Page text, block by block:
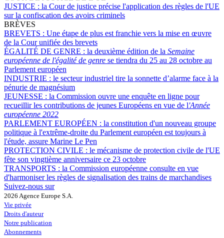
JUSTICE : la Cour de justice précise l'application des règles de l'UE
sur la confiscation des avoirs criminels
BRÈVES
BREVETS : Une étape de plus est franchie vers la mise en œuvre
de la Cour unifiée des brevets
ÉGALITÉ DE GENRE : la deuxième édition de la Semaine
européenne de l'égalité de genre se tiendra du 25 au 28 octobre au
Parlement européen
INDUSTRIE : le secteur industriel tire la sonnette d’alarme face à la
pénurie de magnésium
JEUNESSE : la Commission ouvre une enquête en ligne pour
recueillir les contributions de jeunes Européens en vue de l'Année
européenne 2022
PARLEMENT EUROPÉEN : la constitution d'un nouveau groupe
politique à l'extrême-droite du Parlement européen est toujours à
l'étude, assure Marine Le Pen
PROTECTION CIVILE : le mécanisme de protection civile de l'UE
fête son vingtième anniversaire ce 23 octobre
TRANSPORTS : la Commission européenne consulte en vue
d'harmoniser les règles de signalisation des trains de marchandises
Suivez-nous sur
2026 Agence Europe S.A.
Vie privée
Droits d'auteur
Notre publication
Abonnements